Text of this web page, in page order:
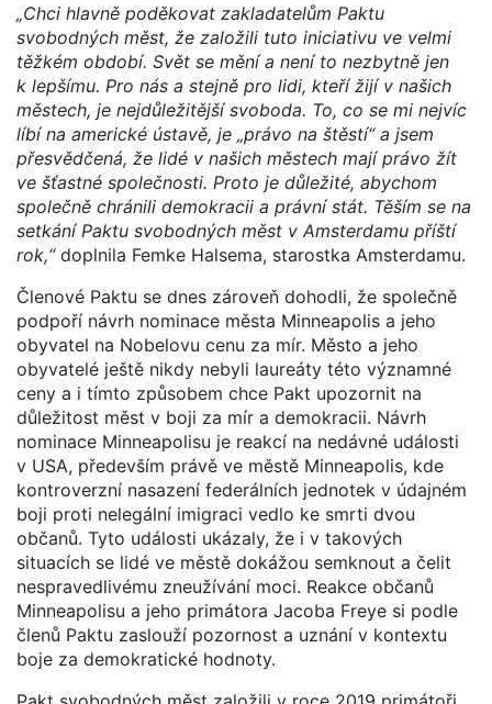
„Chci hlavně poděkovat zakladatelům Paktu
svobodných měst, že založili tuto iniciativu ve velmi
těžkém období. Svět se mění a není to nezbytně jen
k lepšímu. Pro nás a stejně pro lidi, kteří žijí v našich
městech, je nejdůležitější svoboda. To, co se mi nejvíc
líbí na americké ústavě, je „právo na štěstí“ a jsem
přesvědčená, že lidé v našich městech mají právo žít
ve šťastné společnosti. Proto je důležité, abychom
společně chránili demokracii a právní stát. Těším se na
setkání Paktu svobodných měst v Amsterdamu příští
rok,“doplnila Femke Halsema, starostka Amsterdamu.
Členové Paktu se dnes zároveň dohodli, že společně
podpoří návrh nominace města Minneapolis a jeho
obyvatel na Nobelovu cenu za mír. Město a jeho
obyvatelé ještě nikdy nebyli laureáty této významné
ceny a i tímto způsobem chce Pakt upozornit na
důležitost měst v boji za mír a demokracii. Návrh
nominace Minneapolisu je reakcí na nedávné události
v USA, především právě ve městě Minneapolis, kde
kontroverzní nasazení federálních jednotek v údajném
boji proti nelegální imigraci vedlo ke smrti dvou
občanů. Tyto události ukázaly, že i v takových
situacích se lidé ve městě dokážou semknout a čelit
nespravedlivému zneužívání moci. Reakce občanů
Minneapolisu a jeho primátora Jacoba Freye si podle
členů Paktu zaslouží pozornost a uznání v kontextu
boje za demokratické hodnoty.